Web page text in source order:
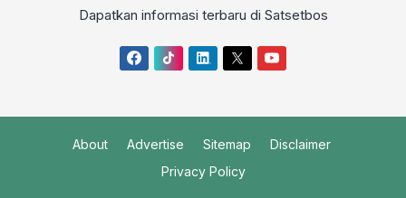
Dapatkan informasi terbaru di Satsetbos
About Advertise Sitemap
Disclaimer
Privacy Policy